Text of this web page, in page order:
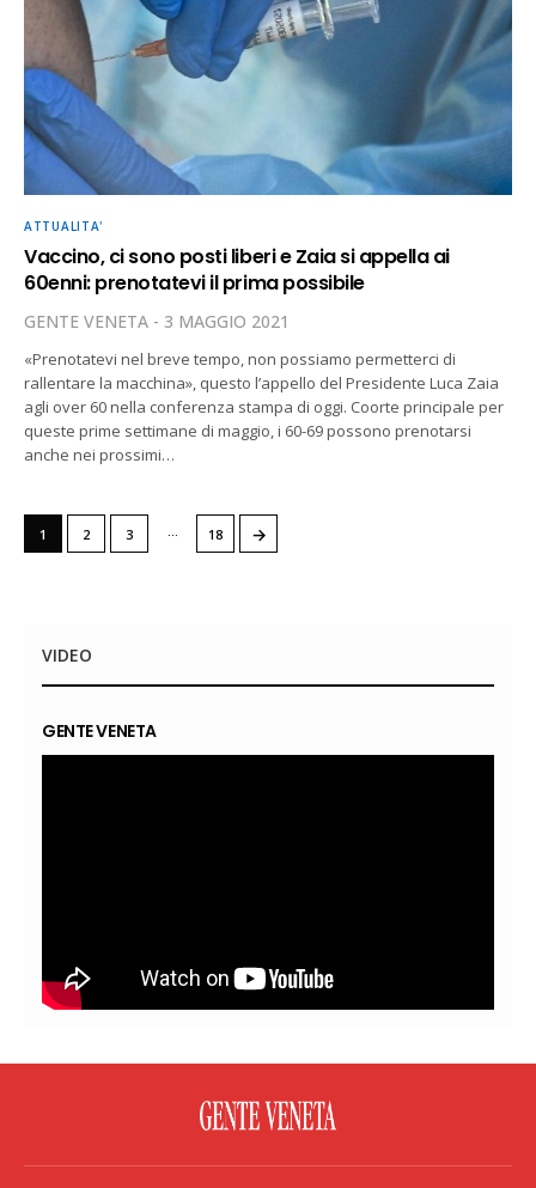
ATTUALITA'
Vaccino, ci sono posti liberi e Zaia si appella ai
60enni: prenotatevi il prima possibile
GENTE VENETA 3 MAGGIO 2021
«Prenotatevi nel breve tempo, non possiamo permetterci di
rallentare la macchina», questo l’appello del Presidente Luca Zaia
agli over 60 nella conferenza stampa di oggi. Coorte principale per
queste prime settimane di maggio, i 60-69 possono prenotarsi
anche nei prossimi…
1 2 3 … 18 →
VIDEO
GENTE VENETA